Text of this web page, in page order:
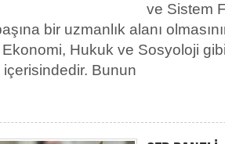
ve Sistem
bir uzmanlık alanı
Hukuk ve Sosyoloji
içerisindedir. Bunun